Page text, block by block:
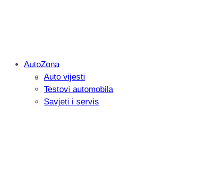
Savjetujemo: Što učiniti kada vaš
AutoZona
Auto vijesti
Testovi automobila
Savjeti i servis